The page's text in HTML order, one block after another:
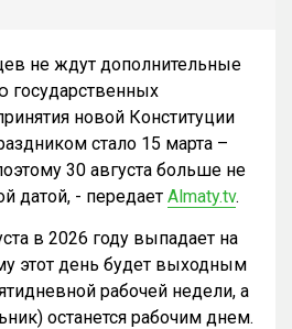
не ждут дополнительные
государственных
новой Конституции
стало 15 марта –
30 августа больше не
датой, - передает Almaty.tv.
в 2026 году выпадает на
этот день будет выходным
рабочей недели, а
останется рабочим днем.